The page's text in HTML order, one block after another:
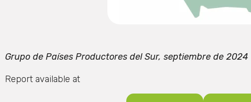
Grupo de Países Productores del Sur, septiembre de 2024
Report available at